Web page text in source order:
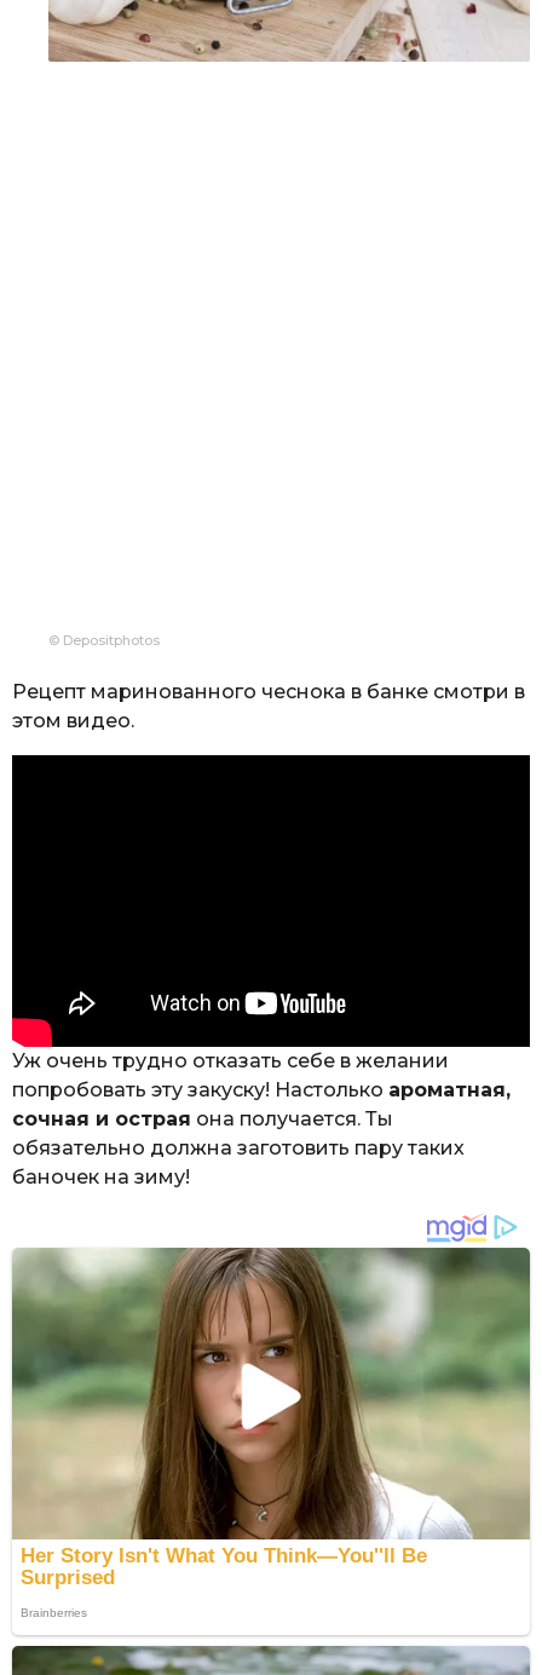
© Depositphotos
Рецепт маринованного чеснока в банке смотри в
этом видео.
Уж очень трудно отказать себе в желании
попробовать эту закуску! Настолько ароматная,
сочная и острая она получается. Ты
обязательно должна заготовить пару таких
баночек на зиму!